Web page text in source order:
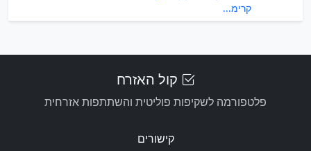
קרימ...
קול האזרח
פלטפורמה לשקיפות פוליטית והשתתפות אזרחית
קישורים